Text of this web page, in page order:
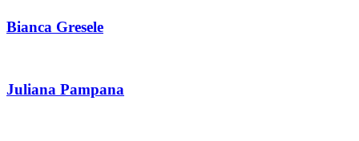
Bianca Gresele
Juliana Pampana